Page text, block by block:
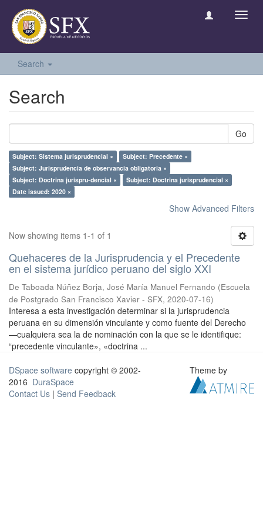
Search
Search
Go
Subject: Sistema jurisprudencial ×
Subject: Precedente ×
Subject: Jurisprudencia de observancia obligatoria ×
Subject: Doctrina jurispru-dencial ×
Subject: Doctrina jurisprudencial ×
Date issued: 2020 ×
Show Advanced Filters
Now showing items 1-1 of 1
Quehaceres de la Jurisprudencia y el Precedente
en el sistema jurídico peruano del siglo XXI
De Taboada Núñez Borja, José María Manuel Fernando (Escuela
de Postgrado San Francisco Xavier - SFX, 2020-07-16)
Interesa a esta investigación determinar si la jurisprudencia
peruana en su dimensión vinculante y como fuente del Derecho
—cualquiera sea la de nominación con la que se le identifique:
“precedente vinculante», «doctrina ...
DSpace software copyright © 2002-
2016 DuraSpace
Contact Us | Send Feedback
Theme by